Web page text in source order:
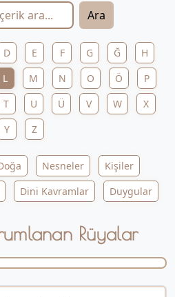
Ara
D E F G Ğ
H
L M N O Ö
P
T U Ü V W
X
Y
Z
Nesneler
Kişiler
Dini Kavramlar Duygular
Rüyalar